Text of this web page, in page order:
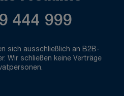
444 999
sich ausschließlich an B2B-
Wir schließen keine Verträge